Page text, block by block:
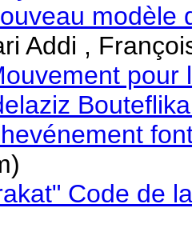
modèle
Addi ,
pour
Code de